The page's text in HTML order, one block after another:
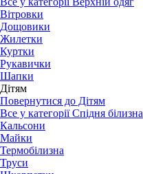
Вітровки
Дощовики
Жилетки
Куртки
Рукавички
Шапки
Дітям
Повернутися до Дітям
Все у категорії Спідня білизна
Кальсони
Майки
Термобілизна
Труси